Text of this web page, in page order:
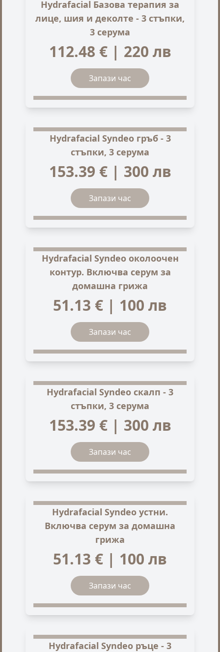
Hydrafacial Базова терапия за
лице, шия и деколте - 3 стъпки,
3 серума
112.48 € | 220 лв
Запази час
Hydrafacial Syndeo гръб - 3
стъпки, 3 серума
153.39 € | 300 лв
Запази час
Hydrafacial Syndeo околоочен
контур. Включва серум за
домашна грижа
51.13 € | 100 лв
Запази час
Hydrafacial Syndeo скалп - 3
стъпки, 3 серума
153.39 € | 300 лв
Запази час
Hydrafacial Syndeo устни.
Включва серум за домашна
грижа
51.13 € | 100 лв
Запази час
Hydrafacial Syndeo ръце - 3